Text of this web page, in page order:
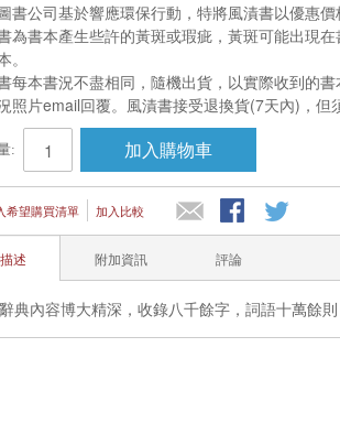
書公司基於響應環保行動，特將風漬書以優惠價
為書本產生些許的黃斑或瑕疵，黃斑可能出現
。
每本書況不盡相同，隨機出貨，以實際收到的
照片email回覆。風漬書接受退換貨(7天內)，但
: 加入購物車
希望購買清單 加入比較
描述 附加資訊 評論
典內容博大精深，收錄八千餘字，詞語十萬餘